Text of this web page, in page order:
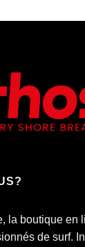
la boutique en
de surf.